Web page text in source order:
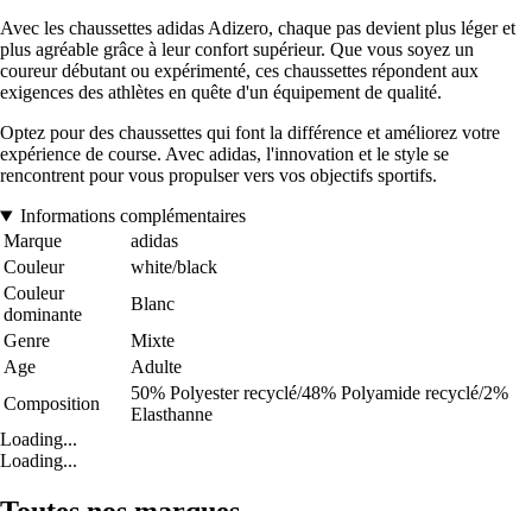
Avec les chaussettes adidas Adizero, chaque pas devient plus léger et
plus agréable grâce à leur confort supérieur. Que vous soyez un
coureur débutant ou expérimenté, ces chaussettes répondent aux
exigences des athlètes en quête d'un équipement de qualité.
Optez pour des chaussettes qui font la différence et améliorez votre
expérience de course. Avec adidas, l'innovation et le style se
rencontrent pour vous propulser vers vos objectifs sportifs.
Informations complémentaires
Marque
adidas
Couleur
white/black
Couleur
dominante
Blanc
Genre
Mixte
Age
Adulte
Composition
50% Polyester recyclé/48% Polyamide recyclé/2%
Elasthanne
Loading...
Loading...